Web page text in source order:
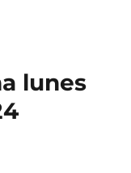
lunes